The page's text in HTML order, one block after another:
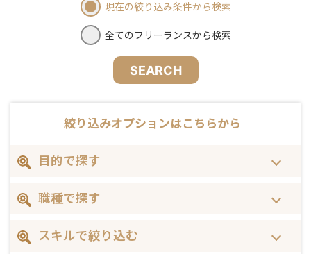
現在の絞り込み条件から検索
全てのフリーランスから検索
SEARCH
絞り込みオプションはこちらから
目的で探す
職種で探す
スキルで絞り込む